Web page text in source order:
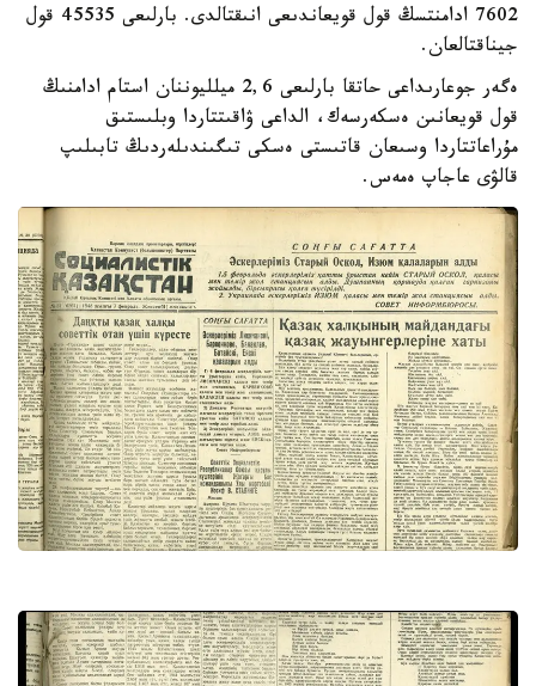
7602 ادامنتسڭ قول قويعاندىعى انىقتالدى. بارلىعى 45535 قول
جيناقتالعان.
ەگەر جوعارىداعى حاتقا بارلىعى 2,6 ميلليوننان استام ادامنىڭ
قول قويعانىن ەسكەرسەك، الداعى ۋاقىتتاردا وبلىستىق
مۇراعاتتاردا وسىعان قاتىستى ەسكى تىگىندىلەردىڭ تابىلىپ
قالۋى عاجاپ ەمەس.